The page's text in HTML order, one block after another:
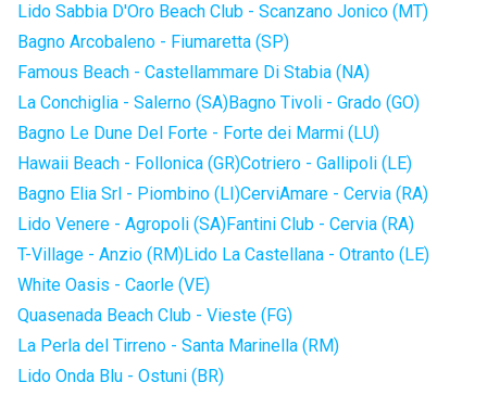
Lido Sabbia D'Oro Beach Club - Scanzano Jonico (MT)
Bagno Arcobaleno - Fiumaretta (SP)
Famous Beach - Castellammare Di Stabia (NA)
La Conchiglia - Salerno (SA)Bagno Tivoli - Grado (GO)
Bagno Le Dune Del Forte - Forte dei Marmi (LU)
Hawaii Beach - Follonica (GR)Cotriero - Gallipoli (LE)
Bagno Elia Srl - Piombino (LI)CerviAmare - Cervia (RA)
Lido Venere - Agropoli (SA)Fantini Club - Cervia (RA)
T-Village - Anzio (RM)Lido La Castellana - Otranto (LE)
White Oasis - Caorle (VE)
Quasenada Beach Club - Vieste (FG)
La Perla del Tirreno - Santa Marinella (RM)
Lido Onda Blu - Ostuni (BR)